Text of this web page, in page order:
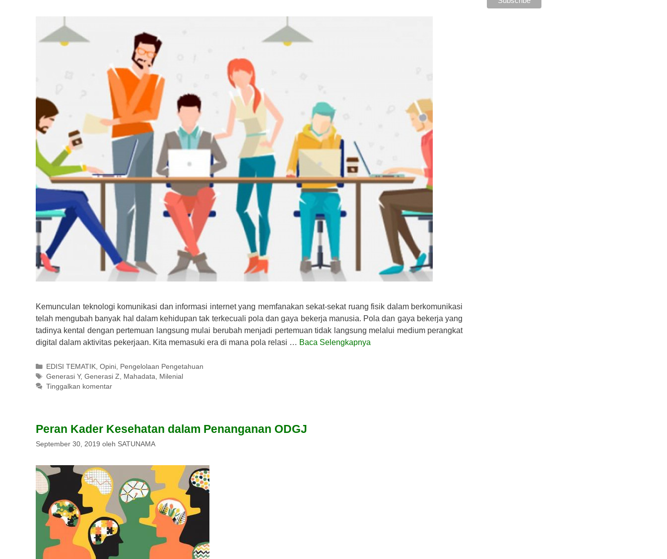
Kemunculan teknologi komunikasi dan informasi internet yang memfanakan sekat-sekat ruang fisik dalam berkomunikasi
telah mengubah banyak hal dalam kehidupan tak terkecuali pola dan gaya bekerja manusia. Pola dan gaya bekerja yang
tadinya kental dengan pertemuan langsung mulai berubah menjadi pertemuan tidak langsung melalui medium perangkat
digital dalam aktivitas pekerjaan. Kita memasuki era di mana pola relasi … Baca Selengkapnya
Kategori
EDISI TEMATIK,Opini, Pengelolaan Pengetahuan
Tag
Generasi Y,Generasi Z, Mahadata, Milenial
Tinggalkan komentar
Peran Kader Kesehatan dalam Penanganan ODGJ
September 30, 2019 oleh SATUNAMA